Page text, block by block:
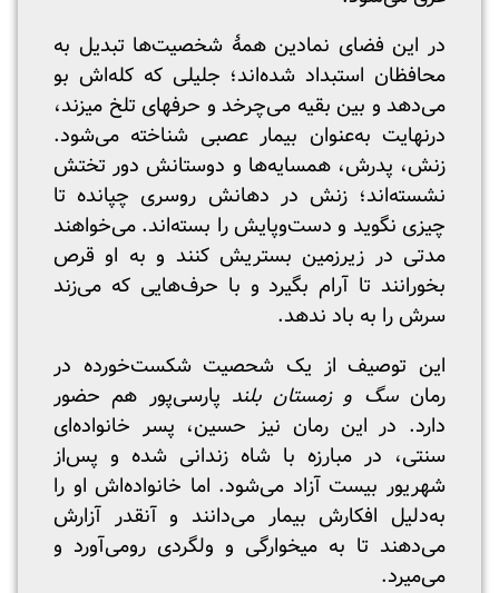
در این فضای نمادین همۀ شخصیت‌ها تبدیل به
محافظان استبداد شده‌اند؛ جلیلی که کله‌اش بو
می‌دهد و بین بقیه می‌چرخد و حرف‎های تلخ می‎زند،
درنهایت به‌عنوان بیمار عصبی شناخته می‌شود.
زنش، پدرش، همسایه‌ها و دوستانش دور تختش
نشسته‌اند؛ زنش در دهانش روسری چپانده تا
چیزی نگوید و دست‌وپایش را بسته‌اند. می‌خواهند
مدتی در زیرزمین بستریش کنند و به او قرص
بخورانند تا آرام بگیرد و با حرف‌هایی که می‌زند
سرش را به باد ندهد.
این توصیف از یک شحصیت شکست‌خورده در
رمانسگ و زمستان بلند پارسی‌پور هم حضور
دارد. در این رمان نیز حسین، پسر خانواده‌ای
سنتی، در مبارزه با شاه زندانی شده و پس‌از
شهریور بیست آزاد می‌شود. اما خانواده‌اش او را
به‌دلیل افکارش بیمار می‌دانند و آنقدر آزارش
می‌دهند تا به میخوارگی و ولگردی رومی‌آورد و
می‌میرد.